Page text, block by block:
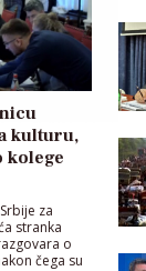
kulturu,
kolege
za
stranka
o
čega su